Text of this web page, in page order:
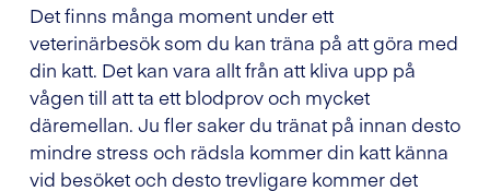
Det finns många moment under ett
veterinärbesök som du kan träna på att göra med
din katt. Det kan vara allt från att kliva upp på
vågen till att ta ett blodprov och mycket
däremellan. Ju fler saker du tränat på innan desto
mindre stress och rädsla kommer din katt känna
vid besöket och desto trevligare kommer det